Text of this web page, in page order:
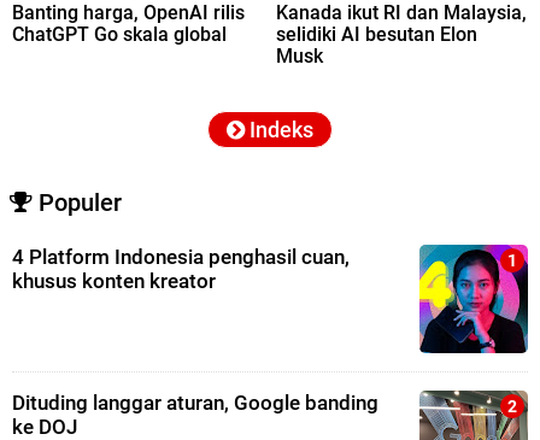
Banting harga, OpenAI rilis
ChatGPT Go skala global
Kanada ikut RI dan Malaysia,
selidiki AI besutan Elon
Musk
Indeks
Populer
4 Platform Indonesia penghasil cuan,
khusus konten kreator
Dituding langgar aturan, Google banding
ke DOJ